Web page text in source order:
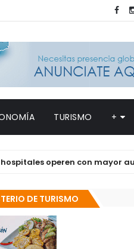
TURISMO +
operen con mayor
DE TURISMO